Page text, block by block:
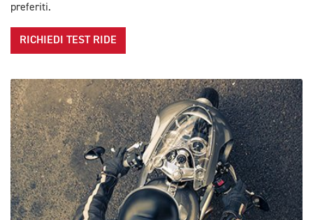
preferiti.
RICHIEDI TEST RIDE